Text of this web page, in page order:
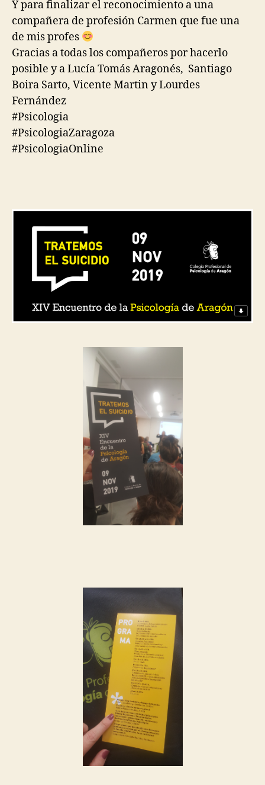
Y para finalizar el reconocimiento a una
compañera de profesión Carmen que fue una
de mis profes
Gracias a todas los compañeros por hacerlo
posible y aLucía Tomás Aragonés, Santiago
Boira Sarto, Vicente MartinyLourdes
Fernández
#Psicologia
#PsicologiaZaragoza
#PsicologiaOnline